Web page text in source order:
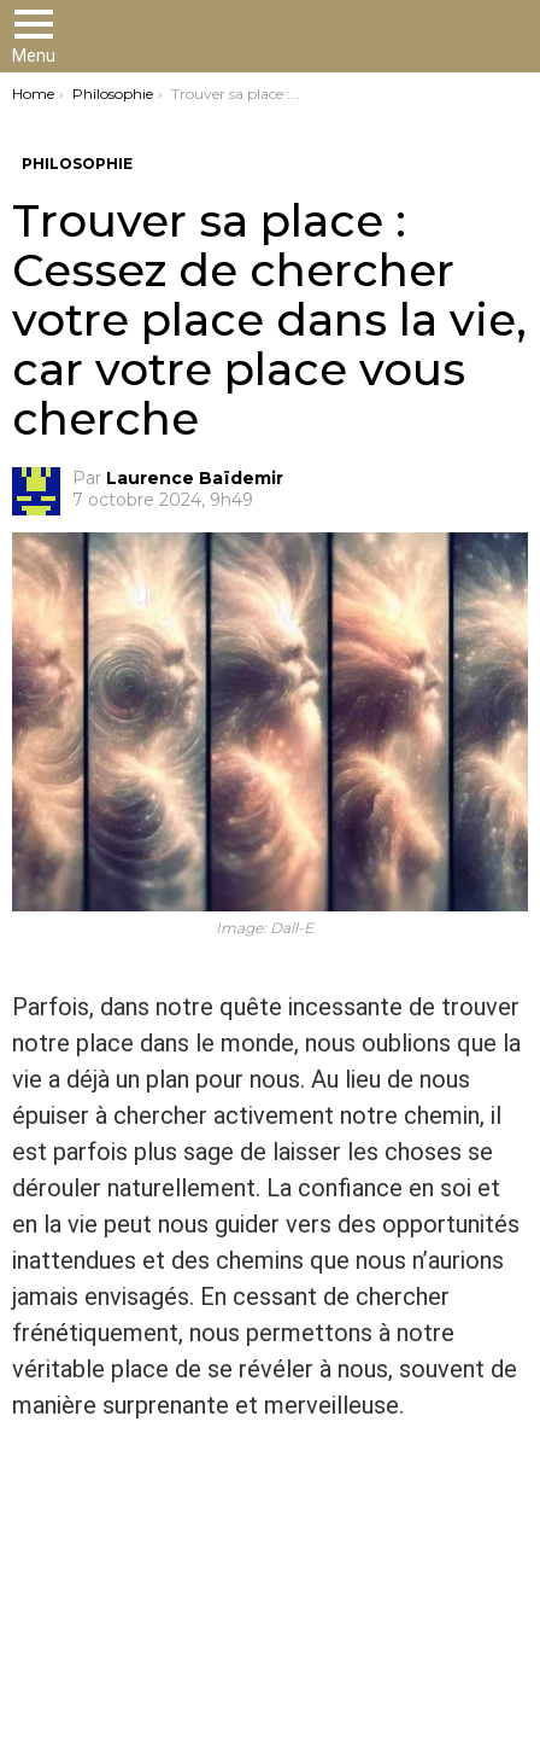
Menu
You are here:
Home Philosophie Trouver sa place : Cessez de chercher votre place dans la vie, car votre place vous cherche
PHILOSOPHIE
Trouver sa place :
Cessez de chercher
votre place dans la vie,
car votre place vous
cherche
Par Laurence Baïdemir
7 octobre 2024, 9h49
Image: Dall-E
Parfois, dans notre quête incessante de trouver
notre place dans le monde, nous oublions que la
vie a déjà un plan pour nous. Au lieu de nous
épuiser à chercher activement notre chemin, il
est parfois plus sage de laisser les choses se
dérouler naturellement. La confiance en soi et
en la vie peut nous guider vers des opportunités
inattendues et des chemins que nous n’aurions
jamais envisagés. En cessant de chercher
frénétiquement, nous permettons à notre
véritable place de se révéler à nous, souvent de
manière surprenante et merveilleuse.